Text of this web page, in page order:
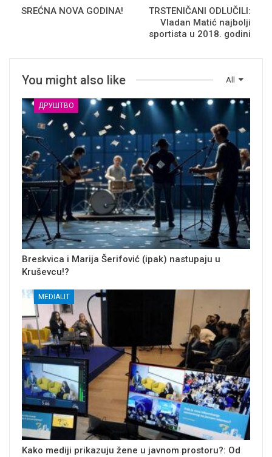
SREĆNA NOVA GODINA!
TRSTENIČANI ODLUČILI:
Vladan Matić najbolji
sportista u 2018. godini
All
You might also like
ДРУШТВО
Breskvica i Marija Šerifović (ipak) nastupaju u
Kruševcu!?
MEDIALIT
Kako mediji prikazuju žene u javnom prostoru?: Od